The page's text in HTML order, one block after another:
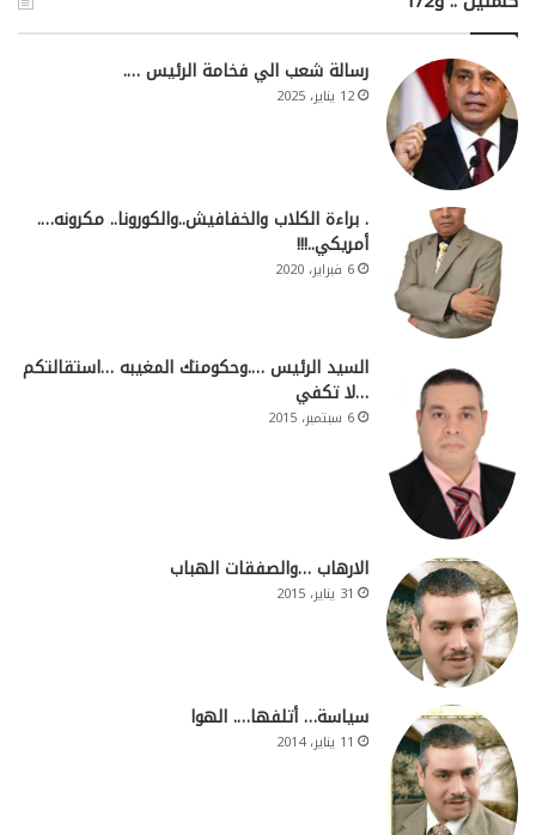
رسالة شعب الي فخامة الرئيس ….
12 يناير، 2025
. براءة الكلاب والخفافيش..والكورونا.. مكرونه….
أمريكي..!!!
6 فبراير، 2020
السيد الرئيس ….وحكومتك المغيبه …استقالتكم
…لا تكفي
6 سبتمبر، 2015
الارهاب …والصفقات الهباب
31 يناير، 2015
سياسة… أتلفها…. الهوا
11 يناير، 2014